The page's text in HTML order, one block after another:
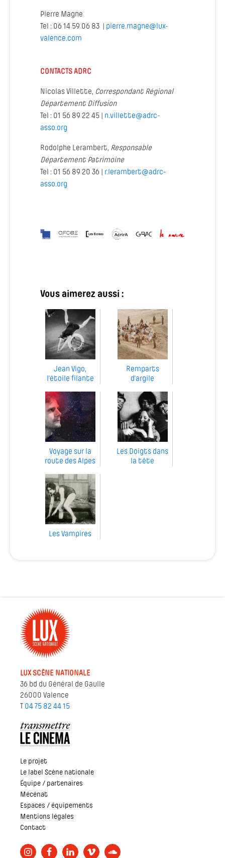
Pierre Magne
Tel : 06 14 59 06 83 | pierre.magne@lux-
valence.com
CONTACTS ADRC
Nicolas Villette, Correspondant Régional
Département Diffusion
Tel : 01 56 89 22 45 | n.villette@adrc-
asso.org
Rodolphe Lerambert, Responsable
Département Patrimoine
Tel : 01 56 89 20 36 | r.lerambert@adrc-
asso.org
Vous aimerez aussi :
Jean Vigo,
l'étoile filante
Remparts
d'argile
Voyage sur la
route des Alpes
Les Doigts dans
la tête
Les Vampires
LUX SCÈNE NATIONALE
36 bd du Général de Gaulle
26000 Valence
T 04 75 82 44 15
Le projet
Le label Scène nationale
Équipe / partenaires
Mécénat
Espaces / équipements
Mentions légales
Contact